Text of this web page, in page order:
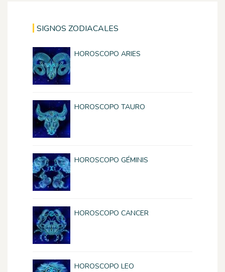
SIGNOS ZODIACALES
HOROSCOPO ARIES
HOROSCOPO TAURO
HOROSCOPO GÉMINIS
HOROSCOPO CANCER
HOROSCOPO LEO